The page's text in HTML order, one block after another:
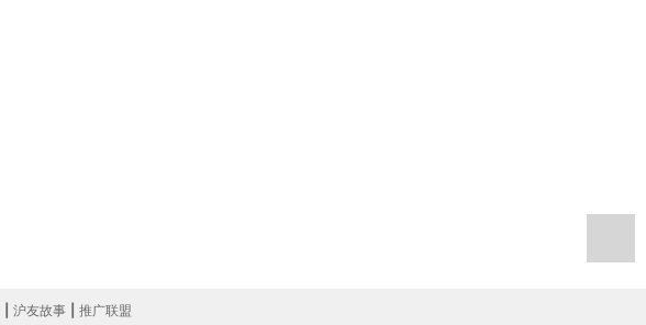
沪友故事 推广联盟